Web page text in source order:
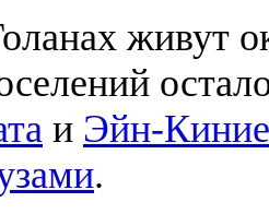
живут
и Эйн-Киние
.